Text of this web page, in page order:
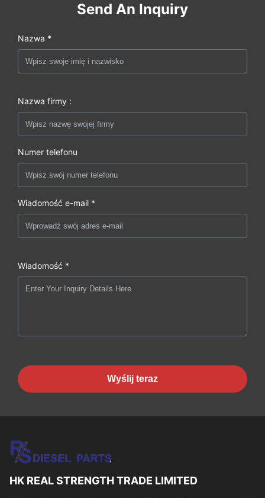
Send An Inquiry
Nazwa *
Nazwa firmy :
Numer telefonu
Wiadomość e-mail *
Wiadomość *
Wyślij teraz
HK REAL STRENGTH TRADE LIMITED